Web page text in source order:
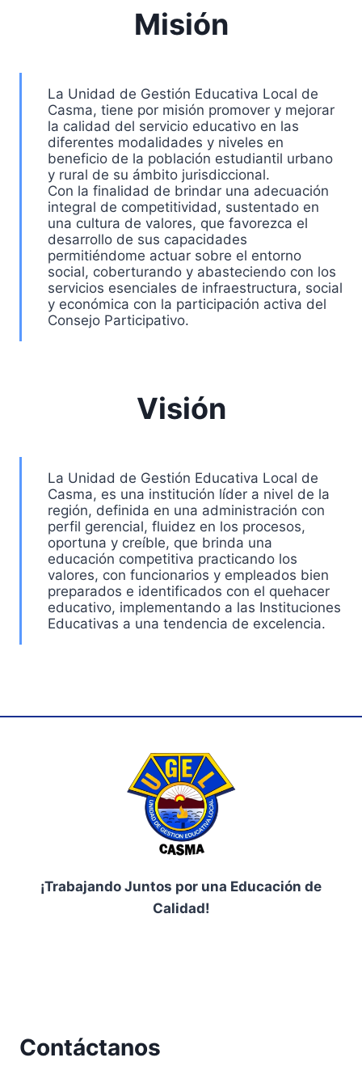
Misión
La Unidad de Gestión Educativa Local de
Casma, tiene por misión promover y mejorar
la calidad del servicio educativo en las
diferentes modalidades y niveles en
beneficio de la población estudiantil urbano
y rural de su ámbito jurisdiccional.
Con la finalidad de brindar una adecuación
integral de competitividad, sustentado en
una cultura de valores, que favorezca el
desarrollo de sus capacidades
permitiéndome actuar sobre el entorno
social, coberturando y abasteciendo con los
servicios esenciales de infraestructura, social
y económica con la participación activa del
Consejo Participativo.
Visión
La Unidad de Gestión Educativa Local de
Casma, es una institución líder a nivel de la
región, definida en una administración con
perfil gerencial, fluidez en los procesos,
oportuna y creíble, que brinda una
educación competitiva practicando los
valores, con funcionarios y empleados bien
preparados e identificados con el quehacer
educativo, implementando a las Instituciones
Educativas a una tendencia de excelencia.
¡Trabajando Juntos por una Educación de
Calidad!
Contáctanos